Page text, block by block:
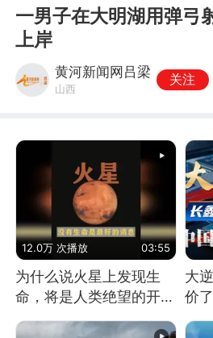
一男子在大明湖用弹弓
上岸
黄河新闻网吕梁
山西
关注
12.0万 次播放 03:55
为什么说火星上发现生
命，将是人类绝望的开
始？
大
价
怎